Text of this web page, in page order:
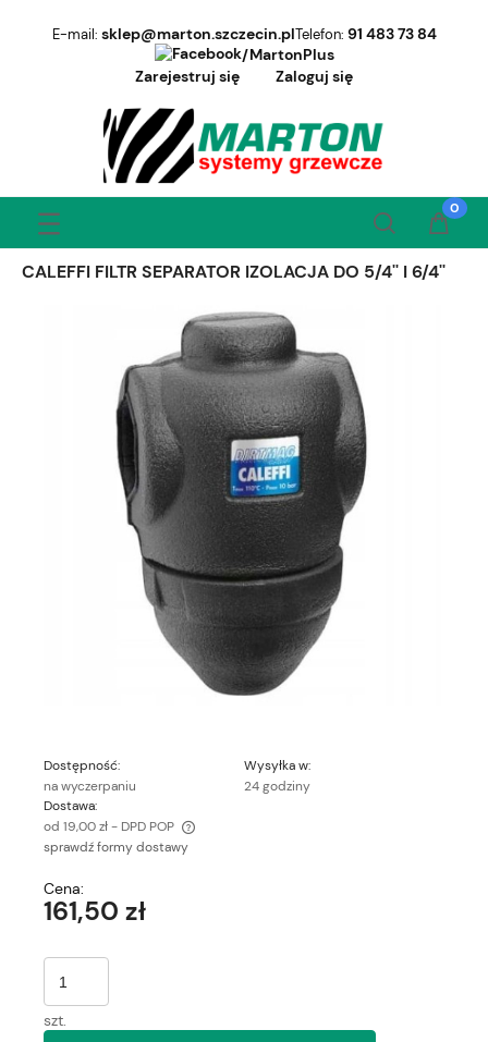
E-mail: sklep@marton.szczecin.plTelefon: 91 483 73 84
/MartonPlus
Zarejestruj się
Zaloguj się
CALEFFI FILTR SEPARATOR IZOLACJA DO 5/4'' I 6/4''
Dostępność:
na wyczerpaniu
Wysyłka w:
24 godziny
Dostawa:
od 19,00 zł- DPD POP
Cena nie zawiera ewentualnych kosztów płatności
sprawdź formy dostawy
Cena:
161,50 zł
szt.